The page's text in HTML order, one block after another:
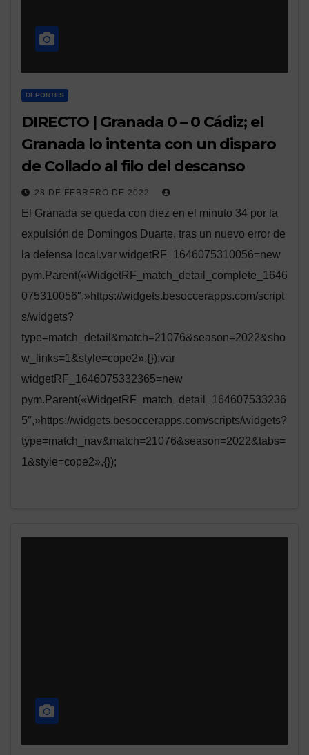
DEPORTES
DIRECTO | Granada 0 – 0 Cádiz; el
Granada lo intenta con un disparo
de Collado al filo del descanso
28 DE FEBRERO DE 2022
El Granada se queda con diez en el minuto 34 por la
expulsión de Domingos Duarte, tras un nuevo error de
la defensa local.var widgetRF_1646075310056=new
pym.Parent(«WidgetRF_match_detail_complete_1646
075310056″,»https://widgets.besoccerapps.com/script
s/widgets?
type=match_detail&match=21076&season=2022&sho
w_links=1&style=cope2»,{});var
widgetRF_1646075332365=new
pym.Parent(«WidgetRF_match_detail_164607533236
5″,»https://widgets.besoccerapps.com/scripts/widgets?
type=match_nav&match=21076&season=2022&tabs=
1&style=cope2»,{});